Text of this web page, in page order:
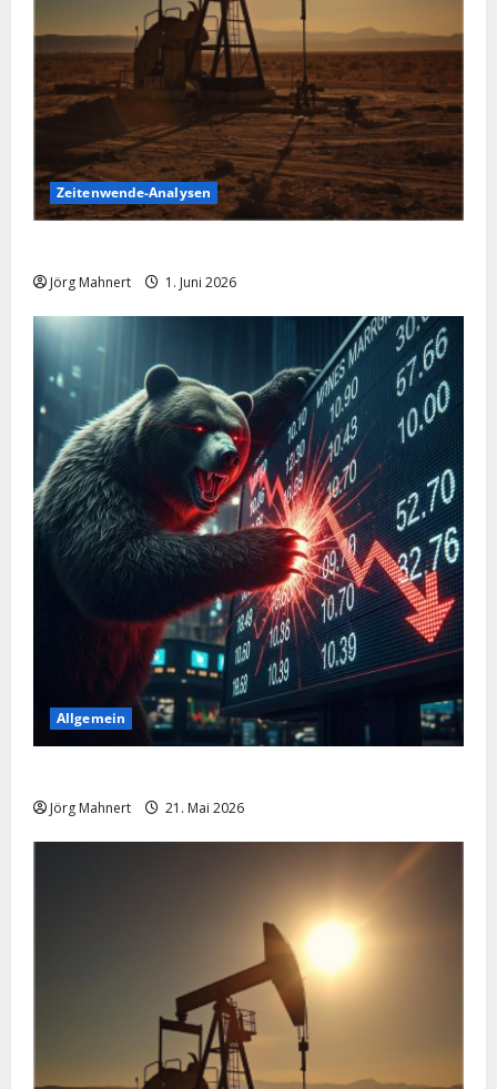
Zeitenwende-Analysen
Jörg Mahnert 1. Juni 2026
Allgemein
Jörg Mahnert 21. Mai 2026